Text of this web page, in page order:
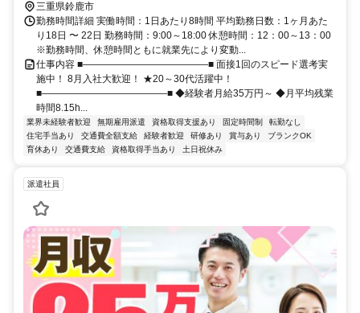
三重県鈴鹿市
勤務時間詳細 実働時間：1日あたり8時間 平均勤務日数：1ヶ月あた
り18日 〜 22日 勤務時間：9:00～18:00 休憩時間：12：00～13：00
※勤務時間、休憩時間ともに就業先により変動...
仕事内容 ■―――――――――――――■ 面接1回のスピード選考実
施中！ 8月入社大歓迎！ ★20～30代活躍中！
■―――――――――――――■ ◆経験者月給35万円～ ◆月平均残業
時間8.15h...
業界未経験者歓迎 無期雇用派遣 資格取得支援あり 固定時間制
転勤なし
住宅手当あり
交通費全額支給 経験者歓迎 研修あり 賞与あり
ブランクOK
育休あり
交通費支給 資格取得手当あり 土日祝休み
派遣社員